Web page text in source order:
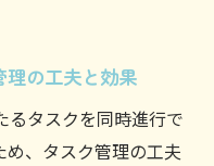
理の工夫と効果
るタスクを同時進行で
、タスク管理の工夫